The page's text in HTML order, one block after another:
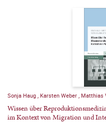
Sonja Haug Karsten Weber Matthias
Wissen über
im Kontext von Migration und